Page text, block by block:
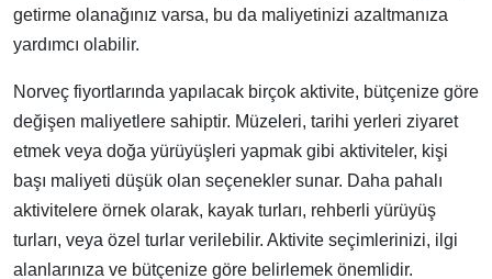
getirme olanağınız varsa, bu da maliyetinizi azaltmanıza
yardımcı olabilir.
Norveç fiyortlarında yapılacak birçok aktivite, bütçenize göre
değişen maliyetlere sahiptir. Müzeleri, tarihi yerleri ziyaret
etmek veya doğa yürüyüşleri yapmak gibi aktiviteler, kişi
başı maliyeti düşük olan seçenekler sunar. Daha pahalı
aktivitelere örnek olarak, kayak turları, rehberli yürüyüş
turları, veya özel turlar verilebilir. Aktivite seçimlerinizi, ilgi
alanlarınıza ve bütçenize göre belirlemek önemlidir.